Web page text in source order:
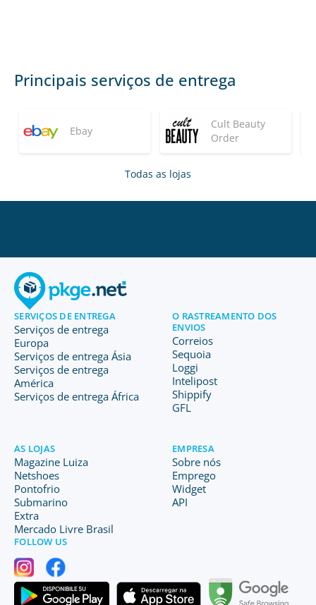
Principais serviços de entrega
Ebay
Cult Beauty
Order
Todas as lojas
SERVIÇOS DE ENTREGA
Serviços de entrega
Europa
Serviços de entrega Ásia
Serviços de entrega
América
Serviços de entrega África
O RASTREAMENTO DOS
ENVIOS
Correios
Sequoia
Loggi
Intelipost
Shippify
GFL
AS LOJAS
Magazine Luiza
Netshoes
Pontofrio
Submarino
Extra
Mercado Livre Brasil
EMPRESA
Sobre nós
Emprego
Widget
API
FOLLOW US